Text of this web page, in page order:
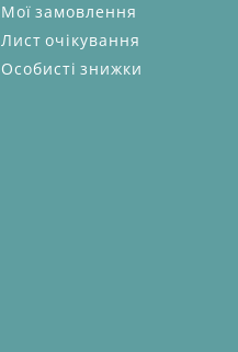
Мої замовлення
Лист очікування
Особисті знижки